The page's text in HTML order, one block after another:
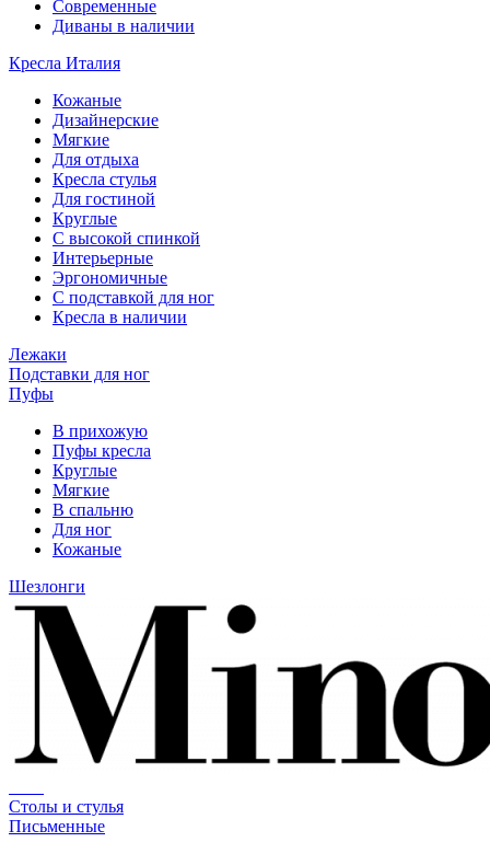
Современные
Диваны в наличии
Кресла Италия
Кожаные
Дизайнерские
Мягкие
Для отдыха
Кресла стулья
Для гостиной
Круглые
С высокой спинкой
Интерьерные
Эргономичные
С подставкой для ног
Кресла в наличии
Лежаки
Подставки для ног
Пуфы
В прихожую
Пуфы кресла
Круглые
Мягкие
В спальню
Для ног
Кожаные
Шезлонги
Столы и стулья
Письменные